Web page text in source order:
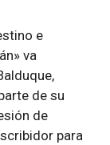
e
va
de su
de
para